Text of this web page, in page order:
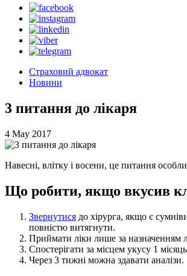
Страховий адвокат
Новини
3 питання до лікаря
4 May 2017
Навесні, влітку і восени, це питання
Що робити, якщо вкусив
Звернутися до хірурга, якщо є
повністю витягнути.
Приймати ліки лише за назначенням
Спостерігати за місцем укусу 1
Через 3 тижні можна здавати аналізи.